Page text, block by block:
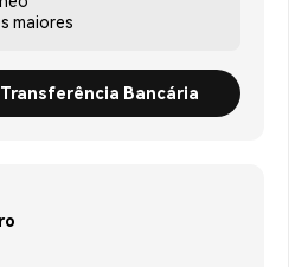
maiores
Transferência Bancária